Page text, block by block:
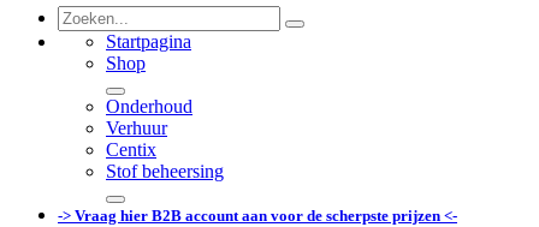
Startpagina
Shop
Onderhoud
Verhuur
Centix
Stof beheersing
-> Vraag hier B2B account aan voor de scherpste prijzen <-